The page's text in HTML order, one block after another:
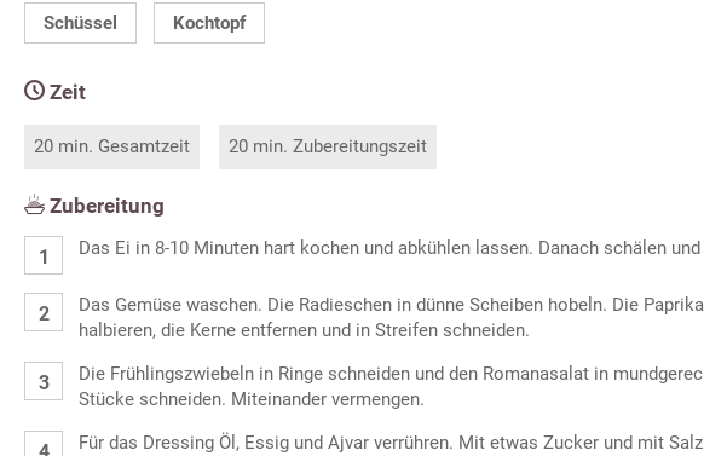
Schüssel Kochtopf
Zeit
20 min. Gesamtzeit 20 min. Zubereitungszeit
Zubereitung
Das Ei in 8-10 Minuten hart kochen und abkühlen lassen. Danach schälen
Das Gemüse waschen. Die Radieschen in dünne Scheiben hobeln. Die Paprika
halbieren, die Kerne entfernen und in Streifen schneiden.
Die Frühlingszwiebeln in Ringe schneiden und den Romanasalat in
Stücke schneiden. Miteinander vermengen.
Für das Dressing Öl, Essig und Ajvar verrühren. Mit etwas Zucker und mit